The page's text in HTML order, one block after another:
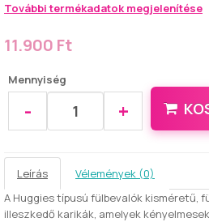
További termékadatok megjelenítése
11.900 Ft
Mennyiség
- +
Leírás
Vélemények (0)
A Huggies típusú fülbevalók kisméretű,
illeszkedő karikák, amelyek